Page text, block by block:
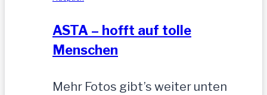
ASTA – hofft auf tolle
Menschen
Mehr Fotos gibt’s weiter unten